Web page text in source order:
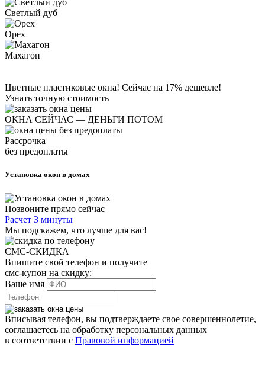
Светлый дуб
Орех
Махагон
Цветные пластиковые окна! Сейчас на 17% дешевле!
Узнать точную стоимость
ОКНА СЕЙЧАС — ДЕНЬГИ ПОТОМ
Рассрочка
без предоплаты
Установка окон в домах
Позвоните прямо сейчас
Расчет 3 минуты
Мы подскажем, что лучше для вас!
СМС-СКИДКА
Впишите свой телефон и получите
смс-купон на скидку:
Ваше имя
Вписывая телефон, вы подтверждаете свое совершеннолетие,
соглашаетесь на обработку персональных данных
в соответствии с Правовой информацией